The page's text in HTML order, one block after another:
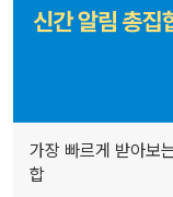
가장 빠르게 받아보
합